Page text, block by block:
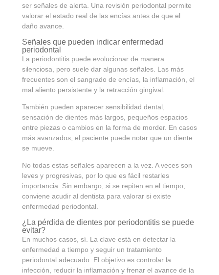
ser señales de alerta. Una revisión periodontal permite
valorar el estado real de las encías antes de que el
daño avance.
Señales que pueden indicar enfermedad
periodontal
La periodontitis puede evolucionar de manera
silenciosa, pero suele dar algunas señales. Las más
frecuentes son el sangrado de encías, la inflamación, el
mal aliento persistente y la retracción gingival.
También pueden aparecer sensibilidad dental,
sensación de dientes más largos, pequeños espacios
entre piezas o cambios en la forma de morder. En casos
más avanzados, el paciente puede notar que un diente
se mueve.
No todas estas señales aparecen a la vez. A veces son
leves y progresivas, por lo que es fácil restarles
importancia. Sin embargo, si se repiten en el tiempo,
conviene acudir al dentista para valorar si existe
enfermedad periodontal.
¿La pérdida de dientes por periodontitis se puede
evitar?
En muchos casos, sí. La clave está en detectar la
enfermedad a tiempo y seguir un tratamiento
periodontal adecuado. El objetivo es controlar la
infección, reducir la inflamación y frenar el avance de la